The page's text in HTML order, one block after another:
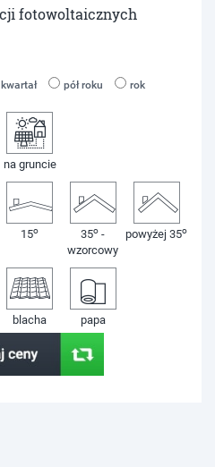
fotowoltaicznych
kwartał pół roku rok
na gruncie
15o 35o -
wzorcowy
powyżej 35o
blacha papa